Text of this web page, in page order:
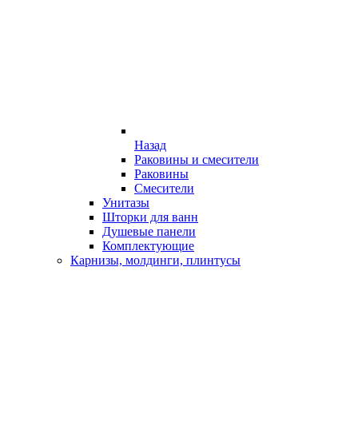
Назад
Раковины и смесители
Раковины
Смесители
Унитазы
Шторки для ванн
Душевые панели
Комплектующие
Карнизы, молдинги, плинтусы